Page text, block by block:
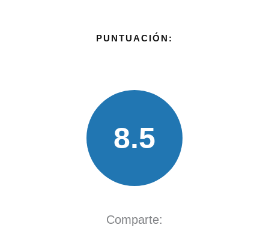
PUNTUACIÓN:
8.5
Comparte: